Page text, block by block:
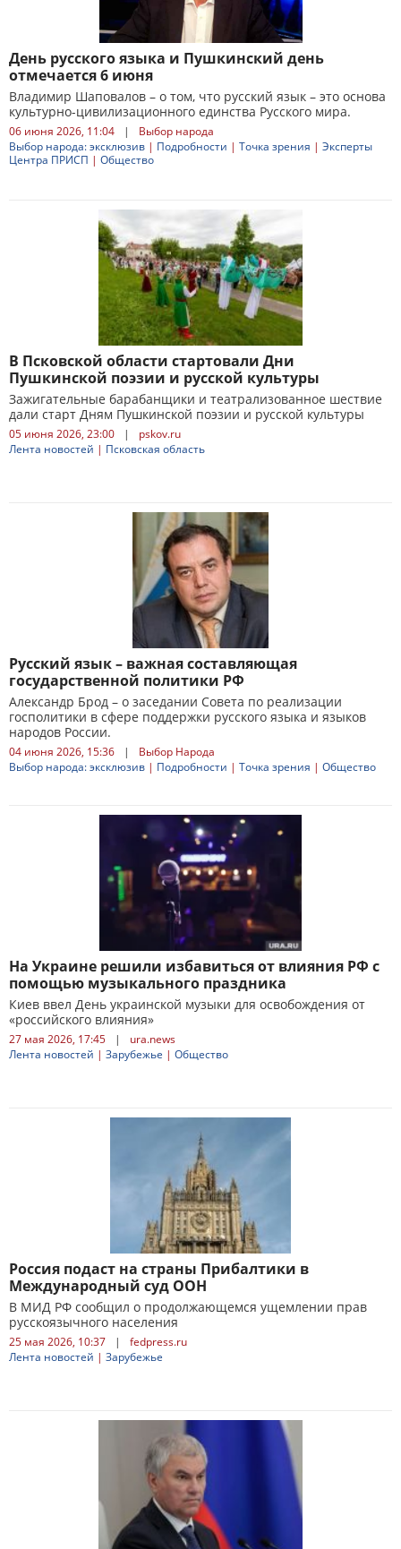
День русского языка и Пушкинский день
отмечается 6 июня
Владимир Шаповалов – о том, что русский язык – это основа
культурно-цивилизационного единства Русского мира.
06 июня 2026, 11:04 |
Выбор народа
Выбор народа: эксклюзив | Подробности | Точка зрения | Эксперты
Центра ПРИСП | Общество
В Псковской области стартовали Дни
Пушкинской поэзии и русской культуры
Зажигательные барабанщики и театрализованное шествие
дали старт Дням Пушкинской поэзии и русской культуры
05 июня 2026, 23:00 |
pskov.ru
Лента новостей | Псковская область
Русский язык – важная составляющая
государственной политики РФ
Александр Брод – о заседании Совета по реализации
госполитики в сфере поддержки русского языка и языков
народов России.
04 июня 2026, 15:36 |
Выбор Народа
Выбор народа: эксклюзив | Подробности | Точка зрения | Общество
На Украине решили избавиться от влияния РФ с
помощью музыкального праздника
Киев ввел День украинской музыки для освобождения от
«российского влияния»
27 мая 2026, 17:45 |
ura.news
Лента новостей | Зарубежье | Общество
Россия подаст на страны Прибалтики в
Международный суд ООН
В МИД РФ сообщил о продолжающемся ущемлении прав
русскоязычного населения
25 мая 2026, 10:37 |
fedpress.ru
Лента новостей | Зарубежье